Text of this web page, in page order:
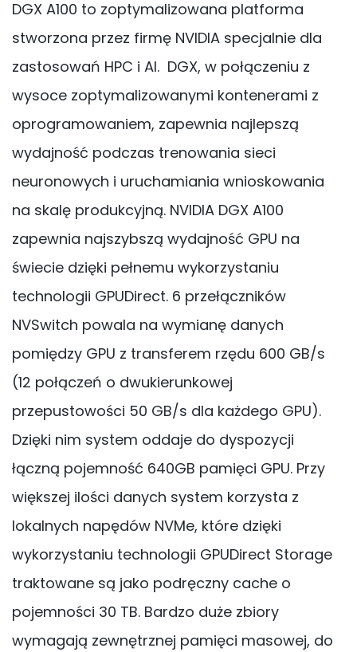
DGX A100 to zoptymalizowana platforma
stworzona przez firmę NVIDIA specjalnie dla
zastosowań HPC i AI. DGX, w połączeniu z
wysoce zoptymalizowanymi kontenerami z
oprogramowaniem, zapewnia najlepszą
wydajność podczas trenowania sieci
neuronowych i uruchamiania wnioskowania
na skalę produkcyjną. NVIDIA DGX A100
zapewnia najszybszą wydajność GPU na
świecie dzięki pełnemu wykorzystaniu
technologii GPUDirect. 6 przełączników
NVSwitch powala na wymianę danych
pomiędzy GPU z transferem rzędu 600 GB/s
(12 połączeń o dwukierunkowej
przepustowości 50 GB/s dla każdego GPU).
Dzięki nim system oddaje do dyspozycji
łączną pojemność 640GB pamięci GPU. Przy
większej ilości danych system korzysta z
lokalnych napędów NVMe, które dzięki
wykorzystaniu technologii GPUDirect Storage
traktowane są jako podręczny cache o
pojemności 30 TB. Bardzo duże zbiory
wymagają zewnętrznej pamięci masowej, do